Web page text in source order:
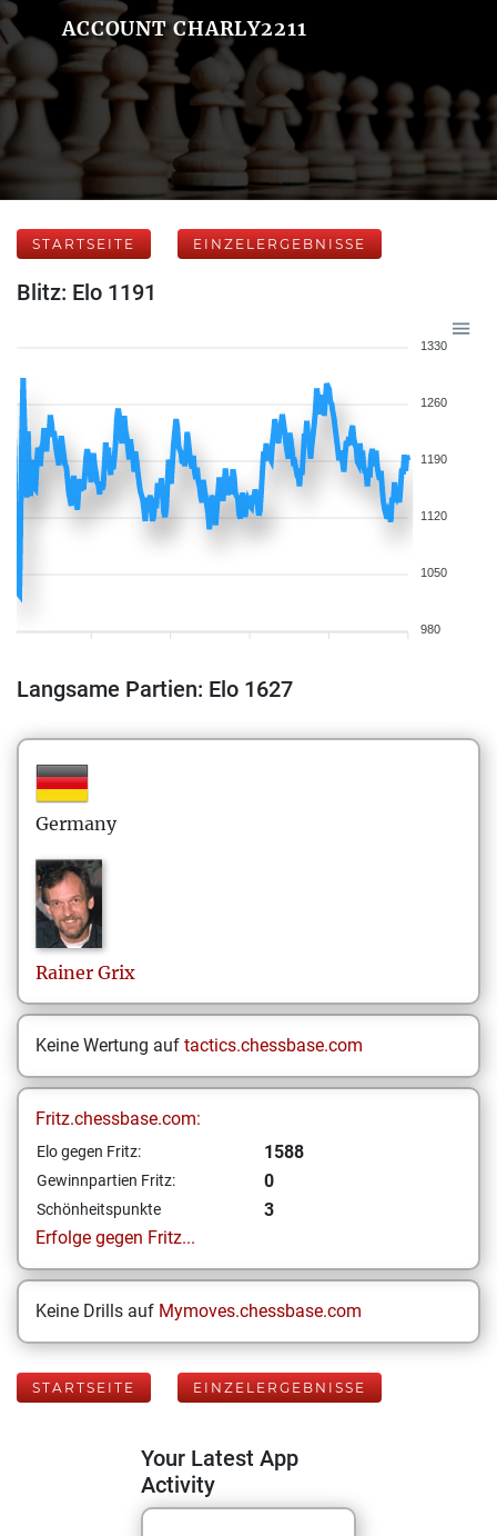
ACCOUNT CHARLY2211
STARTSEITE EINZELERGEBNISSE
Blitz: Elo 1191
1330
1260
1190
1120
1050
980
Langsame Partien: Elo 1627
Germany
Rainer Grix
Keine Wertung auf tactics.chessbase.com
Fritz.chessbase.com:
Elo gegen Fritz: 1588
Gewinnpartien Fritz: 0
Schönheitspunkte
3
Erfolge gegen Fritz...
Keine Drills auf Mymoves.chessbase.com
STARTSEITE EINZELERGEBNISSE
Your Latest App
Activity